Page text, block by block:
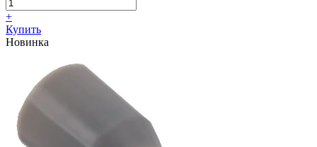
+
Купить
Новинка